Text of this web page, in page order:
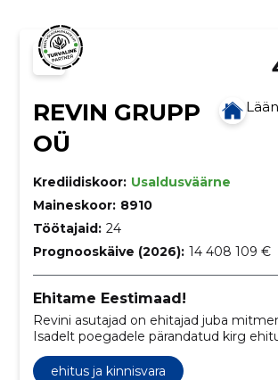
REVIN GRUPP
OÜ
Krediidiskoor: Usaldusväärne
Maineskoor: 8910
Töötajaid: 24
Prognooskäive (2026): 14 408 109 €
Ehitame Eestimaad!
Revini asutajad on ehitajad juba
Isadelt poegadele pärandatud kirg
Revin Grupist teinud Virumaa ühe
ehitusettevõtte.
ehitus ja kinnisvara